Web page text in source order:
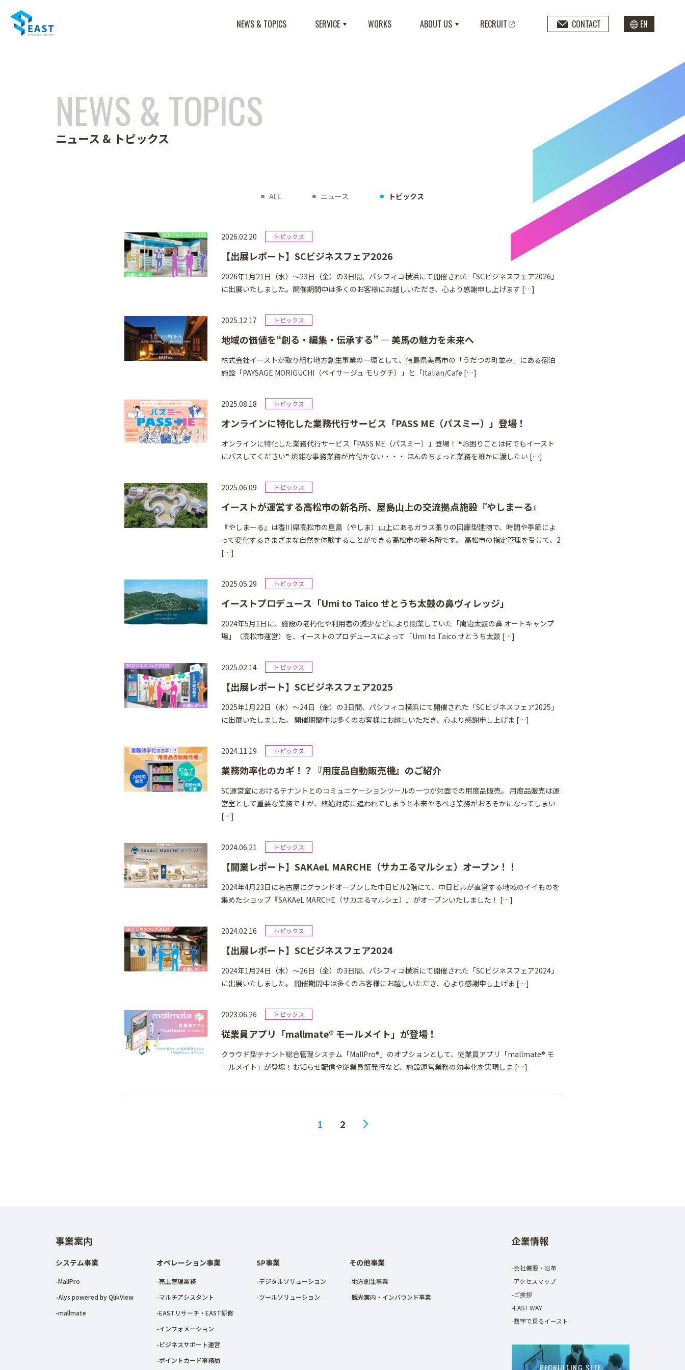
NEWS & TOPICS SERVICE WORKS ABOUT US RECRUIT CONTACT EN
NEWS & TOPICS
ニュース & トピックス
ALL ニュース トピックス
2026.02.20
【出展レポート】SCビジネスフェア2026
2026年1月21日（水）～23日（金）の3日間、パシフィコ横浜にて開催された「SCビジネスフェア2026」
に出展いたしました。開催期間中は多くのお客様にお越しいただき、心より感謝申し上げます […]
2025.12.17
地域の価値を“創る・編集・伝承する” ― 美馬の魅力を未来へ
株式会社イーストが取り組む地方創生事業の一環として、徳島県美馬市の「うだつの町並み」にある宿泊
施設「PAYSAGE MORIGUCHI（ペイサージュ モリグチ）」と「Italian/Cafe […]
2025.08.18
オンラインに特化した業務代行サービス「PASS ME（パスミー）」登場！
オンラインに特化した業務代行サービス「PASS ME（パスミー）」登場！ ❝お困りごとは何でもイースト
にパスしてください❞ 煩雑な事務業務が片付かない・・・ ほんのちょっと業務を誰かに渡したい […]
2025.06.09
イーストが運営する高松市の新名所、屋島山上の交流拠点施設『やしまーる』
『やしまーる』は香川県高松市の屋島（やしま）山上にあるガラス張りの回廊型建物で、時間や季節によ
って変化するさまざまな自然を体験することができる高松市の新名所です。 高松市の指定管理を受けて、2
[…]
2025.05.29
イーストプロデュース「Umi to Taico せとうち太鼓の鼻ヴィレッジ」
2024年5月1日に、施設の老朽化や利用者の減少などにより閉業していた「庵治太鼓の鼻 オートキャンプ
場」（高松市運営）を、イーストのプロデュースによって「Umi to Taico せとうち太鼓 […]
2025.02.14
【出展レポート】SCビジネスフェア2025
2025年1月22日（水）～24日（金）の3日間、パシフィコ横浜にて開催された「SCビジネスフェア2025」
に出展いたしました。 開催期間中は多くのお客様にお越しいただき、心より感謝申し上げま […]
2024.11.19
業務効率化のカギ！？『用度品自動販売機』のご紹介
SC運営室におけるテナントとのコミュニケーションツールの一つが対面での用度品販売。 用度品販売は運
営室として重要な業務ですが、終始対応に追われてしまうと本来やるべき業務がおろそかになってしまい
[…]
2024.06.21
【開業レポート】SAKAeL MARCHE（サカエるマルシェ）オープン！！
2024年4月23日に名古屋にグランドオープンした中日ビル2階にて、中日ビルが直営する地域のイイものを
集めたショップ『SAKAeL MARCHE（サカエるマルシェ）』がオープンいたしました！ […]
2024.02.16
【出展レポート】SCビジネスフェア2024
2024年1月24日（水）～26日（金）の3日間、パシフィコ横浜にて開催された「SCビジネスフェア2024」
に出展いたしました。 開催期間中は多くのお客様にお越しいただき、心より感謝申し上げま […]
2023.06.26
従業員アプリ「mallmate® モールメイト」が登場！
クラウド型テナント総合管理システム「MallPro®」のオプションとして、従業員アプリ「mallmate® モ
ールメイト」が登場！お知らせ配信や従業員証発行など、施設運営業務の効率化を実現しま […]
1 2
事業案内
システム事業
-MallPro
-Alys powered by QlikView
-mallmate
オペレーション事業
-売上管理業務
-マルチアシスタント
-EASTリサーチ・EAST研修
-インフォメーション
-ビジネスサポート運営
-ポイントカード事務局
SP事業
-デジタルソリューション
-ツールソリューション
その他事業
-地方創生事業
-観光案内・インバウンド事業
企業情報
-会社概要・沿革
-アクセスマップ
-ご挨拶
-EAST WAY
-数字で見るイースト
RECRUITING SITE